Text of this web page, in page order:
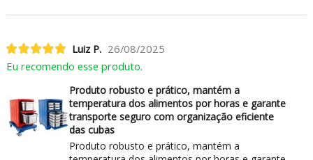
Luiz P. 26/08/2025
Eu recomendo esse produto.
Produto robusto e prático, mantém a
temperatura dos alimentos por horas e garante
transporte seguro com organização eficiente
das cubas
Produto robusto e prático, mantém a